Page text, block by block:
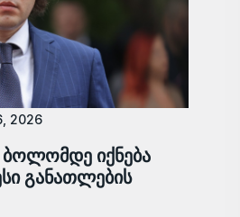
2026
ბოლომდე იქნება
განათლების